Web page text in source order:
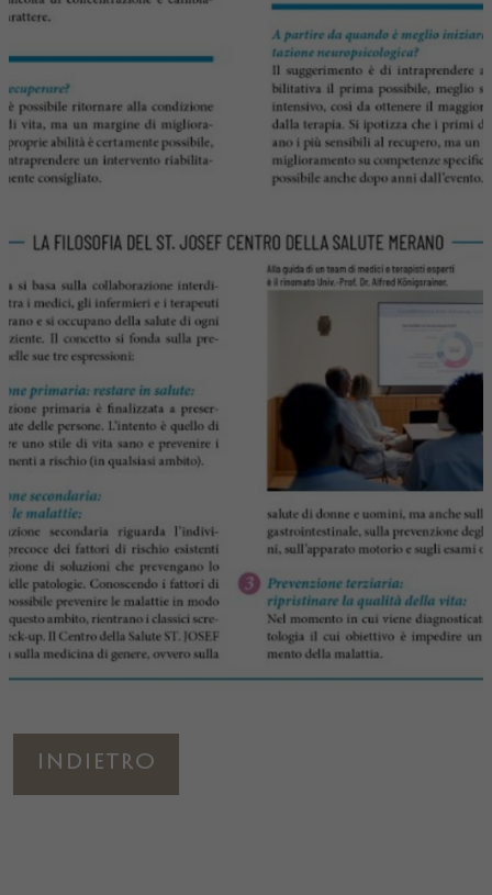
Indietro